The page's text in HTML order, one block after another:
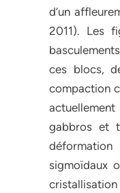
d’un
2011). Les
ces blocs,
compaction
gabbros et
déformation
sigmoïdaux
cristallisation